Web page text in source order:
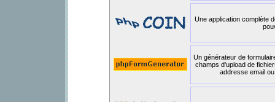
Une application complète
Un générateur de
champs d'upload de
addresse email